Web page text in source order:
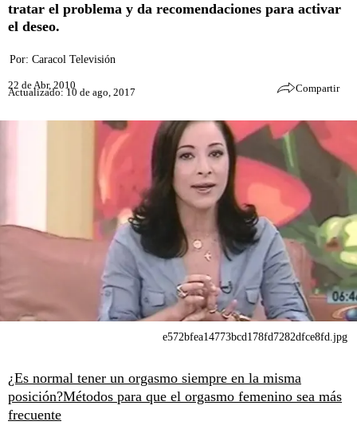
tratar el problema y da recomendaciones para activar
el deseo.
Por: Caracol Televisión
22 de Abr, 2010
Actualizado: 10 de ago, 2017 Compartir
e572bfea14773bcd178fd7282dfce8fd.jpg
¿Es normal tener un orgasmo siempre en la misma
posición?Métodos para que el orgasmo femenino sea más
frecuente